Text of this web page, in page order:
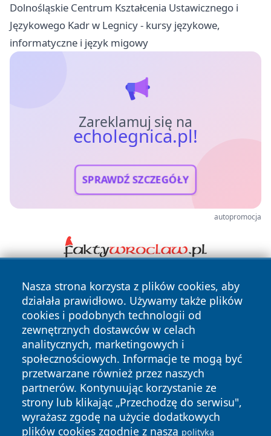
Dolnośląskie Centrum Kształcenia Ustawicznego i
Językowego Kadr w Legnicy - kursy językowe,
informatyczne i język migowy
Zareklamuj się na
echolegnica.pl!
SPRAWDŹ SZCZEGÓŁY
autopromocja
Nasza strona korzysta z plików cookies, aby
działała prawidłowo. Używamy także plików
cookies i podobnych technologii od
zewnętrznych dostawców w celach
analitycznych, marketingowych i
społecznościowych. Informacje te mogą być
przetwarzane również przez naszych
partnerów. Kontynuując korzystanie ze
strony lub klikając „Przechodzę do serwisu",
wyrażasz zgodę na użycie dodatkowych
plików cookies zgodnie z naszą polityką
Copyright © 2026 echolegnica.pl Wszystkie prawa
zastrzeżone.
News Autorzy
Polityka
Prywatności
Polityka
Cookies